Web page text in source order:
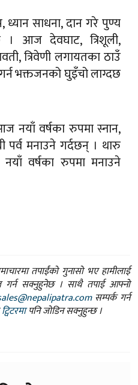
साधना, दान गरे पुण्य
। आज देवघाट, त्रिशूली,
त्रिवेणी लगायतका ठाउँ
भक्तजनको घुइँचो लाग्दछ
नयाँ वर्षका रुपमा स्नान,
पर्व मनाउने गर्दछन् । थारु
वर्षका रुपमा मनाउने
तपाईंको गुनासो भए हामीलाई
सक्नुहुनेछ । साथै तपाई आफ्नो
सम्पर्क गर्न
ट्विटरमापनि जोडिन सक्नुहुन्छ ।